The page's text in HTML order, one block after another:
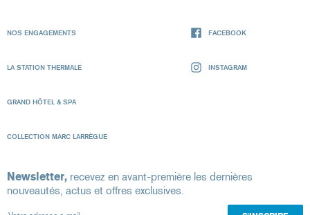
NOS ENGAGEMENTS
LA STATION THERMALE
GRAND HÔTEL & SPA
COLLECTION MARC LARRÈGUE
FACEBOOK
INSTAGRAM
Newsletter, recevez en avant-première les dernières
nouveautés, actus et offres exclusives.
Votre adresse e-mail